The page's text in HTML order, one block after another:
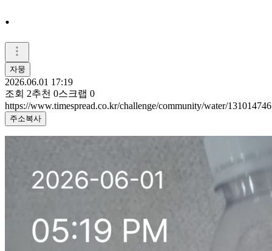
.
자뭉
2026.06.01 17:19
조회 2추천 0스크랩 0
https://www.timespread.co.kr/challenge/community/water/131014746
주소복사